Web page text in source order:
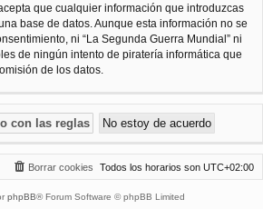
que cualquier información que introduzcas
base de datos. Aunque esta información no se
ni “La Segunda Guerra Mundial” ni
de ningún intento de piratería informática que
de los datos.
Todos los horarios son UTC+02:00
Borrar cookies
phpBB® Forum Software © phpBB Limited